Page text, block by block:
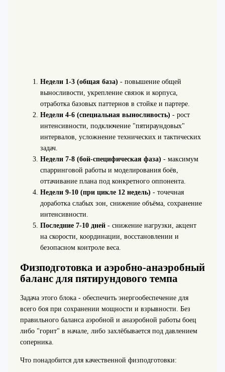
Недели 1-3 (общая база) - повышение общей
выносливости, укрепление связок и корпуса,
отработка базовых паттернов в стойке и партере.
Недели 4-6 (специальная выносливость) - рост
интенсивности, подключение "пятираундовых"
интервалов, усложнение технических и тактических
задач.
Недели 7-8 (бой-специфическая фаза) - максимум
спарринговой работы и моделирования боёв,
оттачивание плана под конкретного оппонента.
Недели 9-10 (при цикле 12 недель) - точечная
доработка слабых зон, снижение объёма, сохранение
интенсивности.
Последние 7-10 дней- снижение нагрузки, акцент
на скорости, координации, восстановлении и
безопасном контроле веса.
Физподготовка и аэробно-анаэробный
баланс для пятирундового темпа
Задача этого блока - обеспечить энергообеспечение для
всего боя при сохранении мощности и взрывности. Без
правильного баланса аэробной и анаэробной работы боец
либо "горит" в начале, либо захлёбывается под давлением
соперника.
Что понадобится для качественной физподготовки: